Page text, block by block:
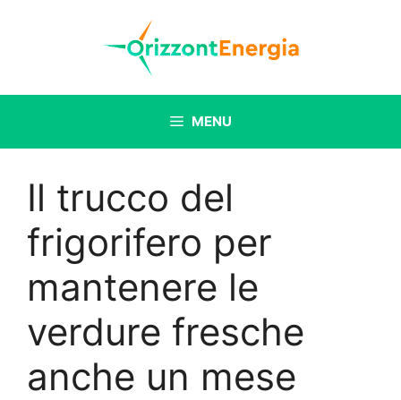
MENU
Il trucco del
frigorifero per
mantenere le
verdure fresche
anche un mese